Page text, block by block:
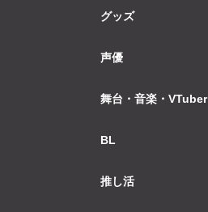
グッズ
声優
舞台・音楽・VTuber
BL
推し活